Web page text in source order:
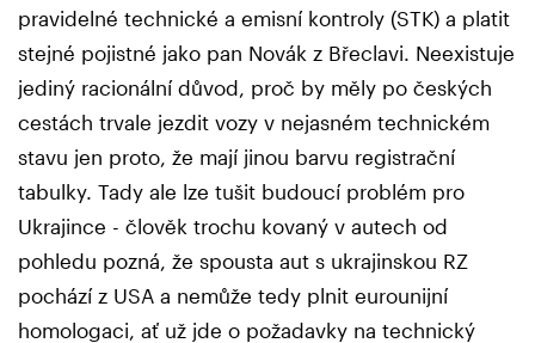
pravidelné technické a emisní kontroly (STK) a platit
stejné pojistné jako pan Novák z Břeclavi. Neexistuje
jediný racionální důvod, proč by měly po českých
cestách trvale jezdit vozy v nejasném technickém
stavu jen proto, že mají jinou barvu registrační
tabulky. Tady ale lze tušit budoucí problém pro
Ukrajince - člověk trochu kovaný v autech od
pohledu pozná, že spousta aut s ukrajinskou RZ
pochází z USA a nemůže tedy plnit eurounijní
homologaci, ať už jde o požadavky na technický